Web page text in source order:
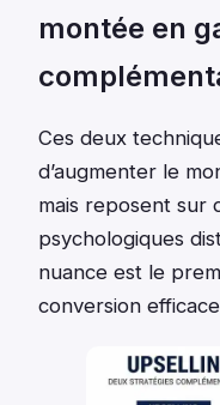
montée en
Ces deux
d’augmenter le
mais reposent sur
psychologiques
nuance est le
conversion